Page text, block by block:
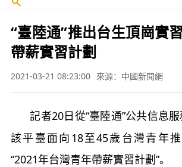
“臺陸通”推出台生頂崗實
帶薪實習計劃
2021-03-21 08:23:00 來源：中國新聞網
記者20日從“臺陸通”公共信息服
該平臺面向18至45歲台灣青年
“2021年台灣青年帶薪實習計劃”。